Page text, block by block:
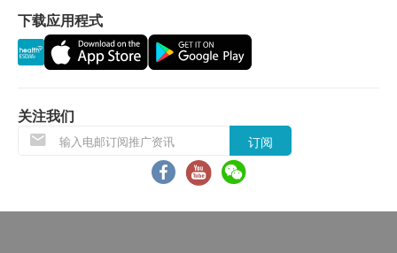
^ 欧洲药典规格成分配合
*可能含有微量大豆
客再作安排。
退换条款：
退换产品必须包装完整，如退换之产品有任何残缺
或过期退回，供应商有权不受理。
如有其他损坏或遗漏查询，顾客必须保留有效收据
Pony Supermarket客户服务部跟进。
下载应用程式
关注我们
订阅